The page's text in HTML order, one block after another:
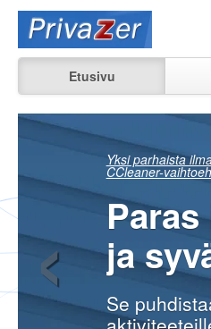
Etusivu
aiempia
kotona,
‹